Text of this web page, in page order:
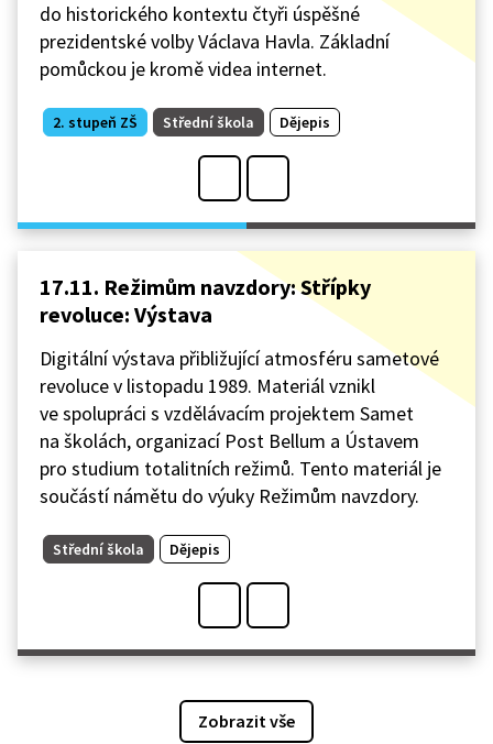
do historického kontextu čtyři úspěšné
prezidentské volby Václava Havla. Základní
pomůckou je kromě videa internet.
2. stupeň ZŠ Střední škola Dějepis
17.11. Režimům navzdory: Střípky
revoluce: Výstava
Digitální výstava přibližující atmosféru sametové
revoluce v listopadu 1989. Materiál vznikl
ve spolupráci s vzdělávacím projektem Samet
na školách, organizací Post Bellum a Ústavem
pro studium totalitních režimů. Tento materiál je
součástí námětu do výuky Režimům navzdory.
Střední škola Dějepis
Zobrazit vše